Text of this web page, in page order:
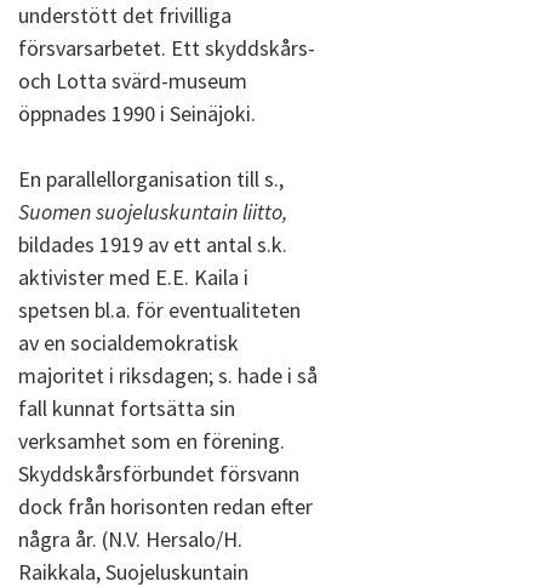
understött det frivilliga
försvarsarbetet. Ett skyddskårs-
och Lotta svärd-museum
öppnades 1990 i Seinäjoki.
En parallellorganisation till s.,
Suomen suojeluskuntain liitto,
bildades 1919 av ett antal s.k.
aktivister med E.E. Kaila i
spetsen bl.a. för eventualiteten
av en socialdemokratisk
majoritet i riksdagen; s. hade i så
fall kunnat fortsätta sin
verksamhet som en förening.
Skyddskårsförbundet försvann
dock från horisonten redan efter
några år. (N.V. Hersalo/H.
Raikkala, Suojeluskuntain